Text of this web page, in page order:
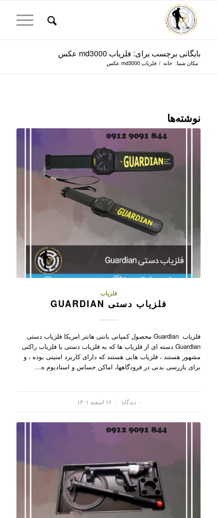
بایگانی برچسب برای: فلزیاب md3000 عکس
مکان شما: خانه / فلزیاب md3000 عکس
نوشته‌ها
فلزیاب
فلزیاب دستی GUARDIAN
فلزیاب Guardian محصول کمپانی بانتی هانتر امریکا فلزیاب دستی
Guardian دسته ای از فلزیاب ها که به فلزیاب دستی یا فلزیاب راکتی
مشهور هستند ، فلزیاب هایی هستند که دارای کاربرد امنیتی بوده ، و
برای بازرسی بدنی در فرودگاهها، اماکن حساس و استادیوم ه…
۰ دیدگاه ۱۶ اسفند ۱۴۰۱